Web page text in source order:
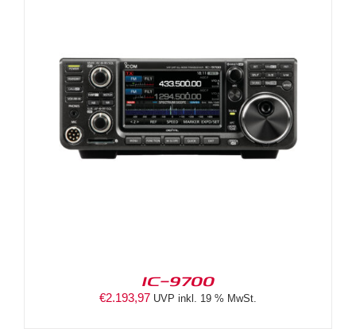
IC-9700
€2.193,97 UVP inkl. 19 % MwSt.